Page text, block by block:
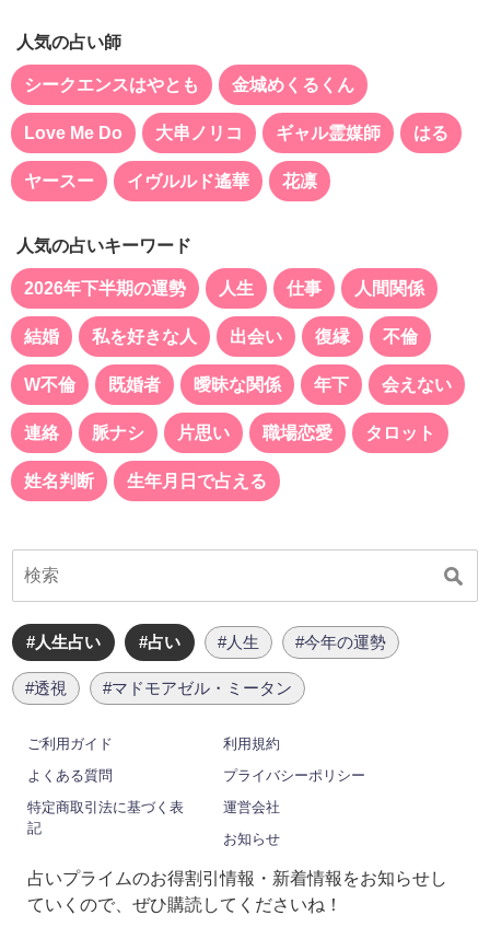
人気の占い師
シークエンスはやとも 金城めくるくん
Love Me Do 大串ノリコ ギャル霊媒師 はる
ヤースー イヴルルド遙華 花凛
人気の占いキーワード
2026年下半期の運勢 人生 仕事 人間関係
結婚 私を好きな人 出会い 復縁 不倫
W不倫 既婚者 曖昧な関係 年下 会えない
連絡 脈ナシ 片思い 職場恋愛 タロット
姓名判断 生年月日で占える
#人生占い #占い #人生 #今年の運勢
#透視 #マドモアゼル・ミータン
ご利用ガイド
利用規約
よくある質問
プライバシーポリシー
特定商取引法に基づく表
記
運営会社
お知らせ
占いプライムのお得割引情報・新着情報をお知らせし
ていくので、ぜひ購読してくださいね！